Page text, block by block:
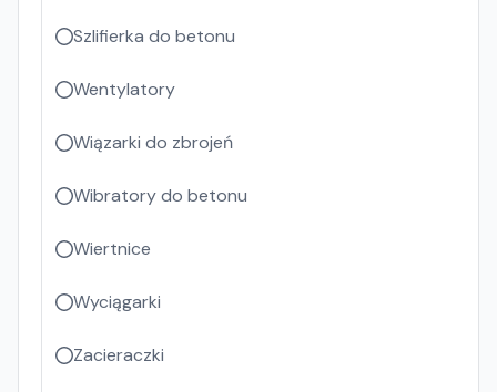
Szlifierka do betonu
Wentylatory
Wiązarki do zbrojeń
Wibratory do betonu
Wiertnice
Wyciągarki
Zacieraczki